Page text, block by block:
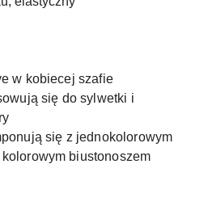
w kobiecej szafie
się do sylwetki i
się z jednokolorowym
biustonoszem